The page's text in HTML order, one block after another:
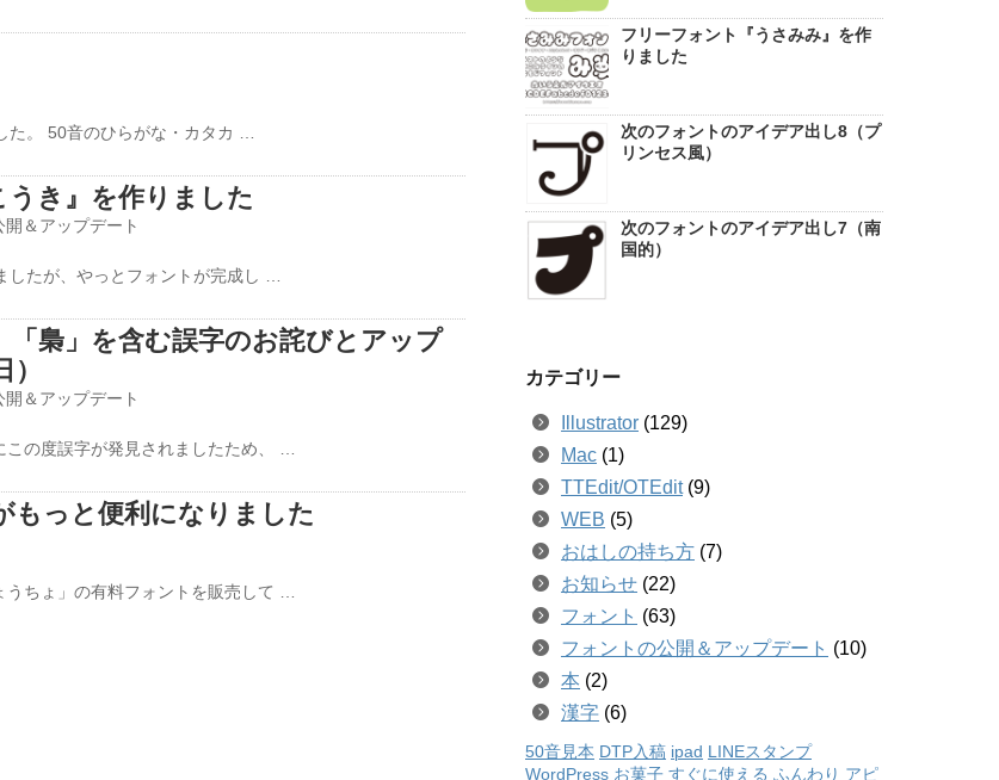
た。 50音のひらがな・カタカ …
き』を作りました
開＆アップデート
たが、やっとフォントが完成し …
梟」を含む誤字のお詫びとアップ
開＆アップデート
の度誤字が発見されましたため、 …
もっと便利になりました
ちょ」の有料フォントを販売して …
フリーフォント『うさみみ』を作
りました
次のフォントのアイデア出し8（プ
リンセス風）
次のフォントのアイデア出し7（南
国的）
カテゴリー
Illustrator (129)
Mac (1)
TTEdit/OTEdit(9)
WEB (5)
おはしの持ち方 (7)
お知らせ (22)
フォント (63)
フォントの公開＆アップデート (10)
本 (2)
漢字 (6)
50音見本 DTP入稿 ipad LINEスタンプ
WordPress お菓子 すぐに使える ふんわり アピ